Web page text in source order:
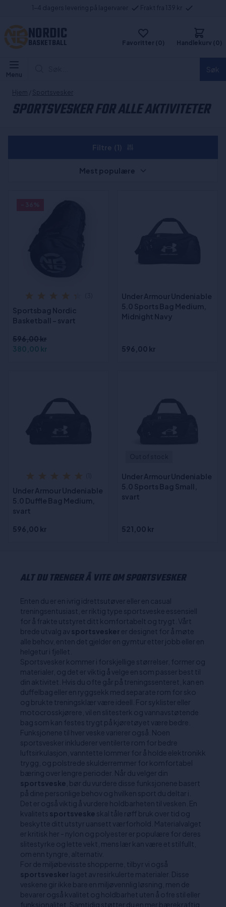
1-4 dagers levering på lagervarer Frakt fra 139 kr
NORDIC
BASKETBALL Favoritter (0) Handlekurv (0)
Menu
Hjem / Sportsvesker
SPORTSVESKER FOR ALLE AKTIVITETER
Sportsbag Nordic
Basketball - svart
596,00 kr
380,00 kr
Under Armour Undeniable
5.0 Sports Bag Medium,
Midnight Navy
596,00 kr
Under Armour Undeniable
5.0 Duffle Bag Medium,
svart
596,00 kr
Under Armour Undeniable
5.0 Sports Bag Small,
svart
521,00 kr
Mest populære
ALT DU TRENGER Å VITE OM SPORTSVESKER
Enten du er en ivrig idrettsutøver eller en casual
treningsentusiast, er riktig type sportsveske essensiell
for å frakte utstyret ditt komfortabelt og trygt. Vårt
brede utvalg av sportsvesker er designet for å møte
alle behov, enten det gjelder en gymtur etter jobb eller en
helgetur i fjellet.
Sportsvesker kommer i forskjellige størrelser, former og
materialer, og det er viktig å velge en som passer best til
din aktivitet. Hvis du ofte går på treningssenteret, kan en
duffelbag eller en ryggsekk med separate rom for sko
og brukte treningsklær være ideell. For syklister eller
motocrosskjørere, vil en slitesterk og vannavstøtende
bag som kan festes trygt på kjøretøyet være bedre.
Funksjonene til hver veske varierer også. Noen
sportsvesker inkluderer ventilerte rom for bedre
luftsirkulasjon, vanntette lommer for å holde elektronikk
trygg, og polstrede skulderremmer for komfortabel
bæring over lengre perioder. Når du velger din
sportsveske , bør du vurdere disse funksjonene basert
på dine personlige behov og hvilken sport du deltar i.
Det er også viktig å vurdere holdbarheten til vesken. En
kvalitets sportsveske skal tåle røff bruk over tid og
beskytte ditt utstyr uansett værforhold. Materialvalget
er kritisk her - nylon og polyester er populære for deres
slitestyrke og lette vekt, mens lær kan være et stilfullt,
om enn tyngre, alternativ.
For de miljøbevisste shopperne, tilbyr vi også
sportsvesker laget av resirkulerte materialer. Disse
veskene gir ikke bare en miljøvennlig løsning, men de
bevarer også kvalitet og holdbarhet uten å ofre stil eller
funksjonalitet. Samtidig støtter du en mer bærekraftig